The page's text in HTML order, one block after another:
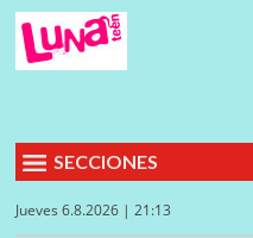
SECCIONES
Jueves 6.8.2026 | 21:13